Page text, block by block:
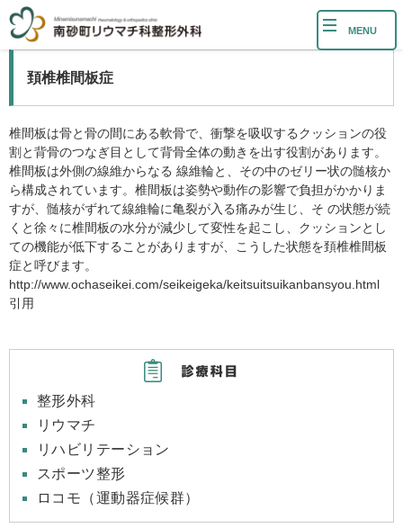
MENU
頚椎椎間板症
椎間板は骨と骨の間にある軟骨で、衝撃を吸収するクッションの役
割と背骨のつなぎ目として背骨全体の動きを出す役割があります。
椎間板は外側の線維からなる 線維輪と、その中のゼリー状の髄核か
ら構成されています。椎間板は姿勢や動作の影響で負担がかかりま
すが、髄核がずれて線維輪に亀裂が入る痛みが生じ、そ の状態が続
くと徐々に椎間板の水分が減少して変性を起こし、クッションとし
ての機能が低下することがありますが、こうした状態を頚椎椎間板
症と呼びます。
http://www.ochaseikei.com/seikeigeka/keitsuitsuikanbansyou.html
引用
整形外科
リウマチ
リハビリテーション
スポーツ整形
ロコモ（運動器症候群）